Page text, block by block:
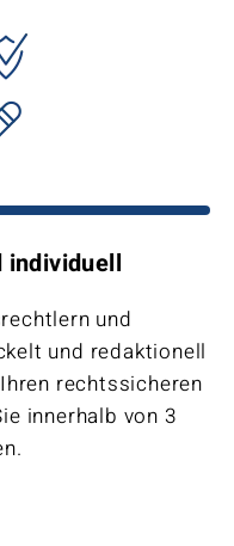
individuell
und
und redaktionell
rechtssicheren
innerhalb von 3